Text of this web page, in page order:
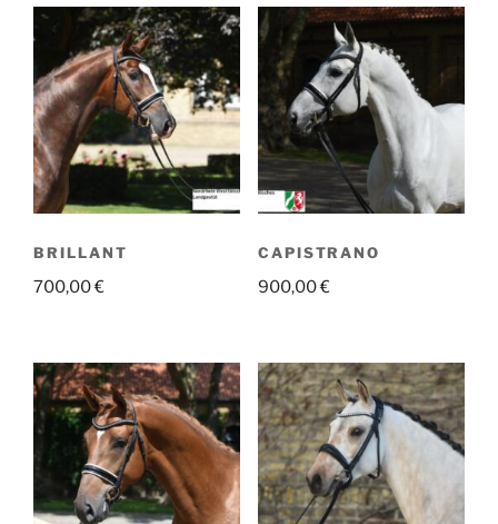
BRILLANT
700,00€
CAPISTRANO
900,00€